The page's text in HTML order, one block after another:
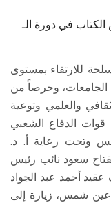
الزائـرون
في دورة الـ
للارتقاء بمستوى
الجامعات، وحرصاً من
والعلمي وتوعية
الدفاع الشعبي
وتحت رعاية أ. د.
سعود نائب رئيس
أحمد عبد الجواد
عين شمس، زيارة إلى